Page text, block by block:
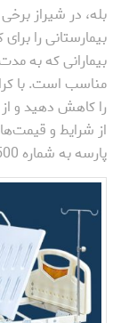
بله، در شیراز
بیمارستانی را
بیمارانی که به
مناسب است. با
را کاهش دهید و
از شرایط و
پارسه به شماره 0713500 تماس بگیرید .